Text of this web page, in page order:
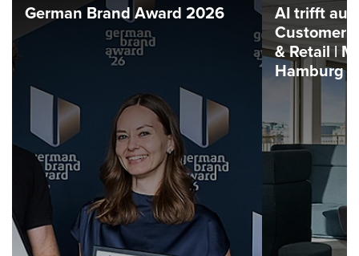
German Brand Award 2026
AI trifft auf
Customer
& Retail |
Hamburg